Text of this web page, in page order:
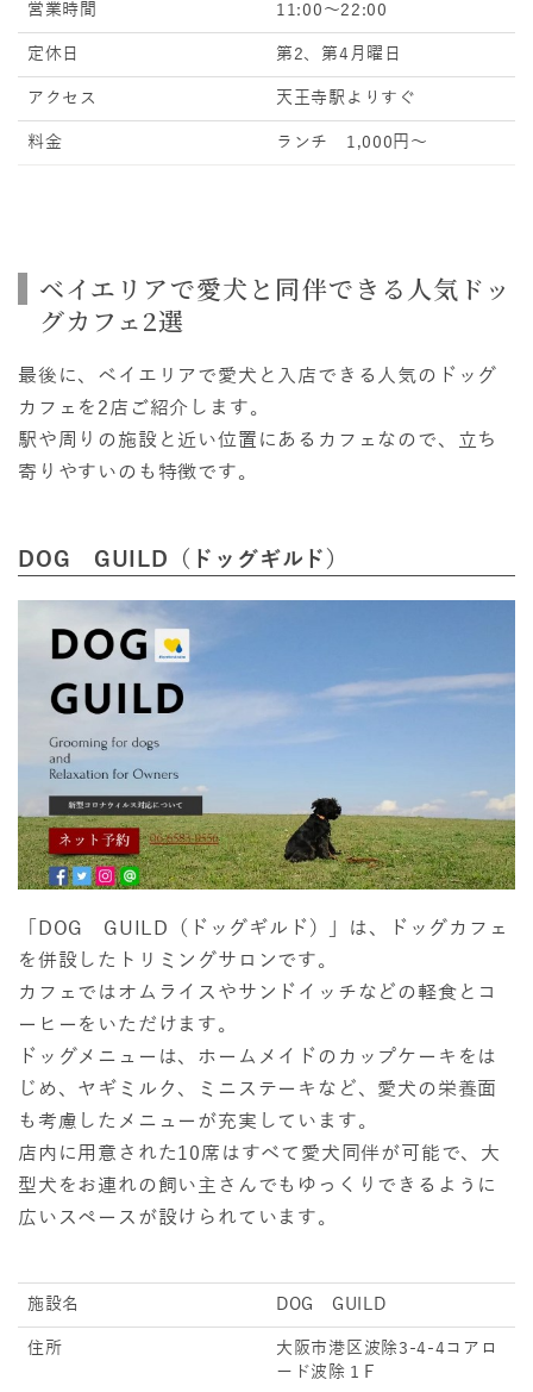
営業時間 11:00～22:00
定休日 第2、第4月曜日
アクセス 天王寺駅よりすぐ
料金 ランチ 1,000円～
ベイエリアで愛犬と同伴できる人気ドッ
グカフェ2選
最後に、ベイエリアで愛犬と入店できる人気のドッグ
カフェを2店ご紹介します。
駅や周りの施設と近い位置にあるカフェなので、立ち
寄りやすいのも特徴です。
DOG GUILD（ドッグギルド）
「DOG GUILD（ドッグギルド）」は、ドッグカフェ
を併設したトリミングサロンです。
カフェではオムライスやサンドイッチなどの軽食とコ
ーヒーをいただけます。
ドッグメニューは、ホームメイドのカップケーキをは
じめ、ヤギミルク、ミニステーキなど、愛犬の栄養面
も考慮したメニューが充実しています。
店内に用意された10席はすべて愛犬同伴が可能で、大
型犬をお連れの飼い主さんでもゆっくりできるように
広いスペースが設けられています。
施設名 DOG GUILD
住所
大阪市港区波除3-4-4コアロ
ード波除１F